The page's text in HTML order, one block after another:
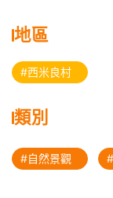
地區
#西米良村
類別
#自然景觀